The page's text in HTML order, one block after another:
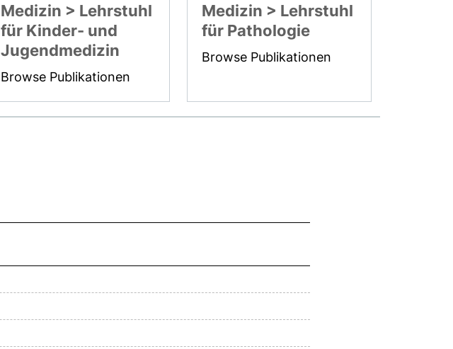
Medizin > Lehrstuhl
für Kinder- und
Jugendmedizin
Browse Publikationen
Medizin > Lehrstuhl
für Pathologie
Browse Publikationen